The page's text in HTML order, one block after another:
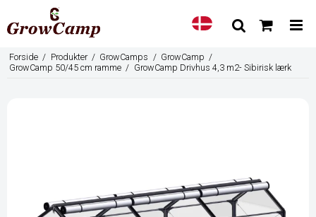
Forside / Produkter / GrowCamps / GrowCamp /
GrowCamp 50/45 cm ramme / GrowCamp Drivhus 4,3 m2- Sibirisk lærk